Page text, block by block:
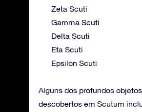
Zeta Scuti
Gamma Scuti
Delta Scuti
Eta Scuti
Epsilon Scuti
Alguns dos profundos
descobertos em Scutum